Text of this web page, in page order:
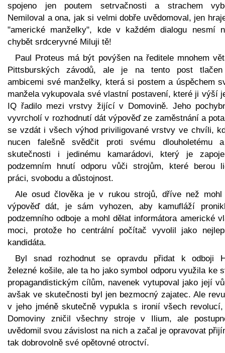
spojeno jen poutem setrvačnosti a strachem
Nemiloval a ona, jak si velmi dobře uvědomoval, jen
"americké manželky", kde v každém dialogu nesmí
chybět srdceryvné Miluji tě!
Paul Proteus má být povýšen na ředitele mnohem
Pittsburských závodů, ale je na tento post
ambicemi své manželky, která si postem a úspěchem
manžela vykupovala své vlastní postavení, které ji výší
IQ řadilo mezi vrstvy žijící v Domovině. Jeho
vyvrcholí v rozhodnutí dát výpověď ze zaměstnání a
se vzdát i všech výhod priviligované vrstvy ve chvíli,
nucen falešně svědčit proti svému dlouholetému
skutečnosti i jedinému kamarádovi, který je
podzemním hnutí odporu vůči strojům, které berou
práci, svobodu a důstojnost.
Ale osud člověka je v rukou strojů, dříve než mohl
výpověď dát, je sám vyhozen, aby kamufláží
podzemního odboje a mohl dělat informátora americké
moci, protože ho centrální počítač vyvolil jako
kandidáta.
Byl snad rozhodnut se opravdu přidat k odboji
železné košile, ale ta ho jako symbol odporu využila ke
propagandistickým cílům, navenek vytupoval jako její
avšak ve skutečnosti byl jen bezmocný zajatec. Ale
v jeho jméně skutečně vypukla s ironií všech
Domoviny zničil všechny stroje v Ilium, ale
uvědomil svou závislost na nich a začal je opravovat
tak dobrovolně své opětovné otroctví.